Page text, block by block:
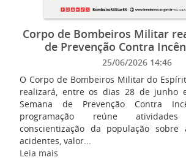
Corpo de Bombeiros Militar
de Prevenção Contra
25/06/2026 14:46
O Corpo de Bombeiros Militar do
realizará, entre os dias 28 de junho
Semana de Prevenção Contra
programação reúne
conscientização da população sobre
acidentes, valor...
Leia mais